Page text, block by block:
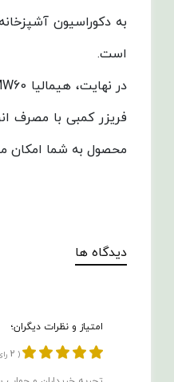
به دکوراسیون
است.
فریزر کمبی با مصرف
محصول به شما امکان
دیدگاه ها
امتیاز و نظرات دیگران؛
(
2